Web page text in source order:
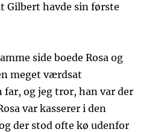
Gilbert havde sin første
side boede Rosa og
meget værdsat
far, og jeg tror, han var der
var kasserer i den
der stod ofte kø udenfor